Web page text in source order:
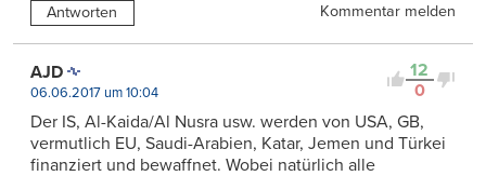
Antworten Kommentar melden
12
0
AJD
06.06.2017 um 10:04
Der IS, Al-Kaida/Al Nusra usw. werden von USA, GB,
vermutlich EU, Saudi-Arabien, Katar, Jemen und Türkei
finanziert und bewaffnet. Wobei natürlich alle